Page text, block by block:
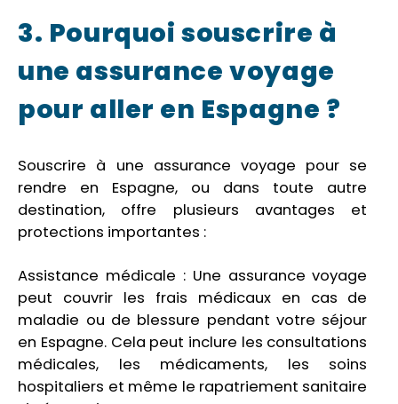
3. Pourquoi souscrire à
une assurance voyage
pour aller en Espagne ?
Souscrire à une assurance voyage pour se
rendre en Espagne, ou dans toute autre
destination, offre plusieurs avantages et
protections importantes :
Assistance médicale : Une assurance voyage
peut couvrir les frais médicaux en cas de
maladie ou de blessure pendant votre séjour
en Espagne. Cela peut inclure les consultations
médicales, les médicaments, les soins
hospitaliers et même le rapatriement sanitaire